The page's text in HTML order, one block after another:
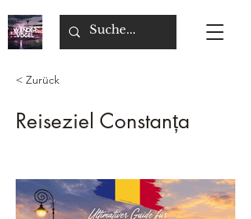
< Zurück
Reiseziel Constanța